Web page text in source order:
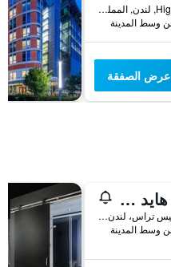
196 High Street, لندن, المملكة المتحدة
عرض الصفقة
سمارت هايد بارك إن هوستل
48-50 إينفيرنيس تراس، لندن ، المملكة المتحدة, لندن, المملكة المتحدة